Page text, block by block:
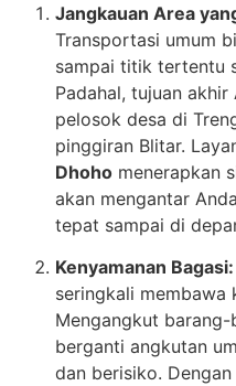
Jangkauan Area
Transportasi umum
sampai titik tertentu
Padahal, tujuan
pelosok desa di
pinggiran Blitar.
Dhoho menerapkan
akan mengantar
tepat sampai di
Kenyamanan Bagasi:
seringkali membawa
Mengangkut
berganti angkutan
dan berisiko.